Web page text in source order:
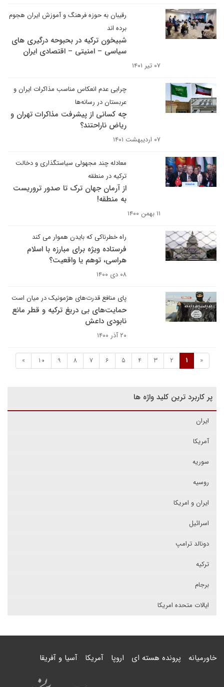
رقیبان به حوزه فرهنگ و آموزش ایران هجوم
برده اند
شبیخون ترکیه در بحبوحه درگیری های
سیاسی – امنیتی – اقتصادی ایران
۰۷ تیر ۱۴۰۱
چرایی عدم انعکاس مناسب مذاکرات‌ ایران و
عربستان در رسانه‌ها
چه کسانی از پیشرفت مذاکرات تهران و
ریاض ناراحتند؟
۰۷ اردیبهشت ۱۴۰۱
معادله چند مجهولی سیاستگذاری و دخالت
ترکیه در منطقه
از آرمان جهان ترک تا صدور تروریست
به منطقه!
۱۱ بهمن ۱۴۰۰
راه خطرناکی که بایدن هموار می کند
فرستاده ویژه برای مبارزه با اسلام
هراسی، توهم یا واقعیت؟
۰۸ دی ۱۴۰۰
پای منافع قدرت‌های هژمونیک در میان است
حمایت‌های بی دریغ ترکیه و قطر مانع
نابودی داعش
۲۰ آذر ۱۴۰۰
«
1
2
3
4
5
6
7
8
9
10
»
پر کاربرد ترین کلید واژه ها
ایران
آمریکا
سوریه
روسیه
ایران و امریکا
اسرائیل
دونالد ترامپ
ترکیه
برجام
ایالات متحده امریکا
خاورمیانه پرونده هسته ای اروپا آمریکا آسیا و آفریقا